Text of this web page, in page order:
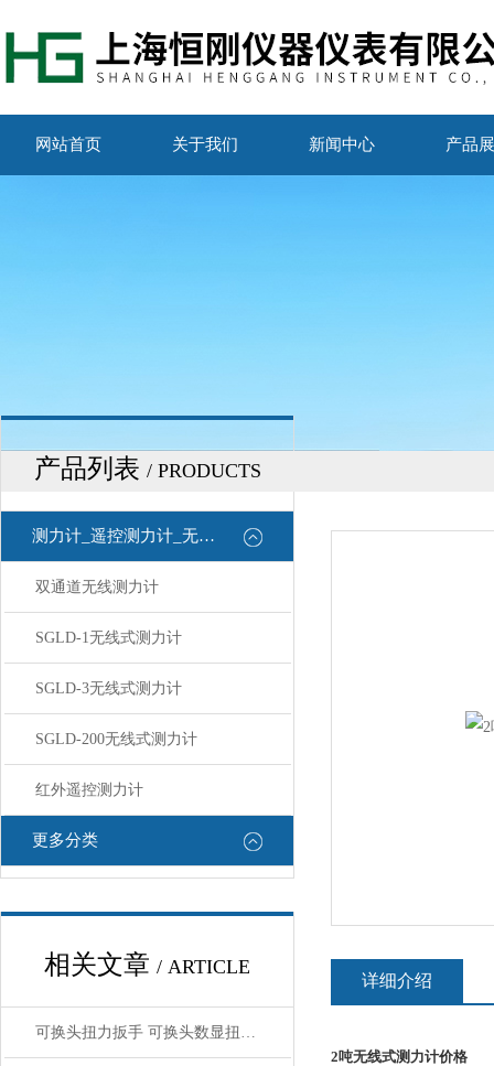
网站首页 关于我们 新闻中心 产品
产品列表 / PRODUCTS
测力计_遥控测力计_无线测力计
双通道无线测力计
SGLD-1无线式测力计
SGLD-3无线式测力计
SGLD-200无线式测力计
红外遥控测力计
更多分类
相关文章 / ARTICLE
可换头扭力扳手 可换头数显扭力扳手 高精度可换头扭力扳手
详细介绍
2吨无线式测力计价格